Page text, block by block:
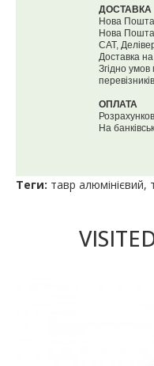
ДОСТАВКА
Нова
Нова Пошта
САТ,
Доставка
Згідно
ОПЛАТА
На
Теги: тавр алюмінієвий,